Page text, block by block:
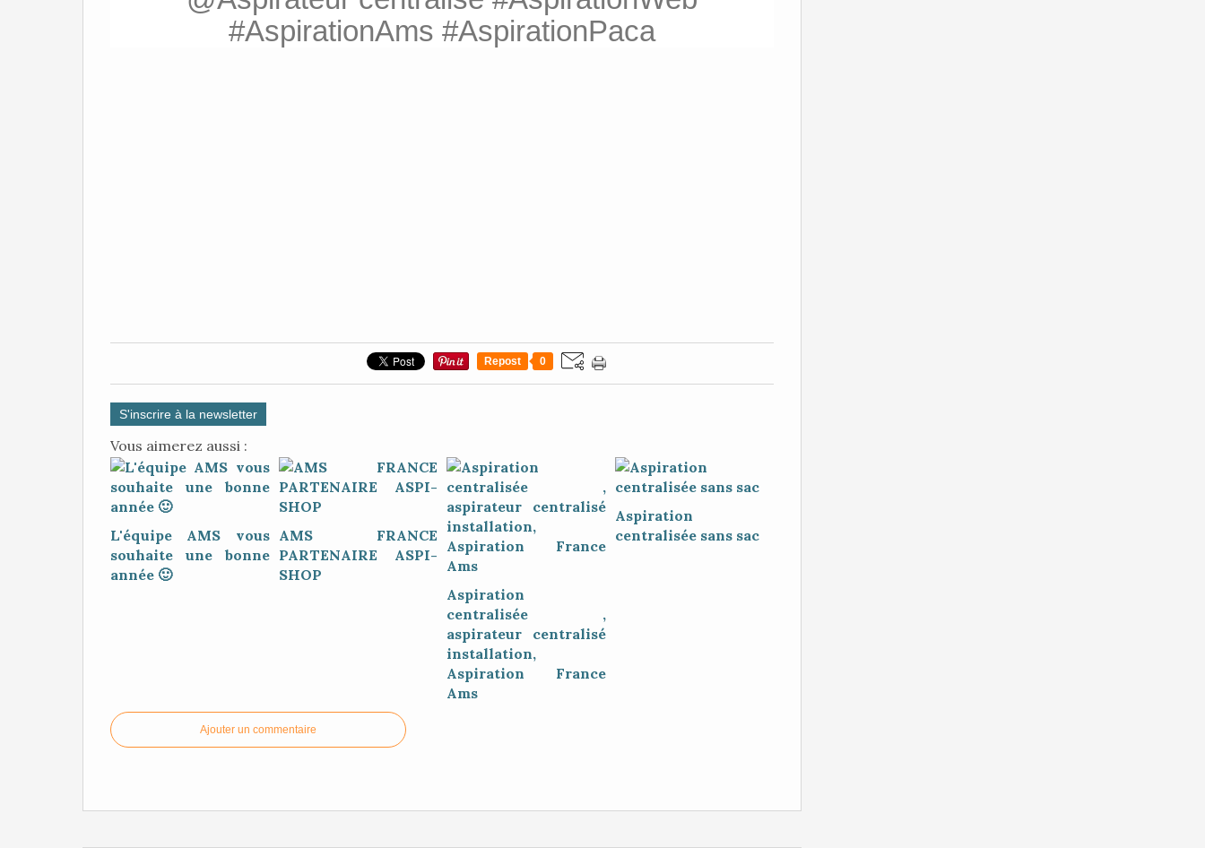
#AspirationAms #AspirationPaca
Repost 0
S'inscrire à la newsletter
Vous aimerez aussi :
L'équipe AMS vous
souhaite une bonne
année 🙂
AMS FRANCE
PARTENAIRE ASPI-
SHOP
Aspiration
centralisée ,
aspirateur centralisé
installation,
Aspiration France
Ams
Aspiration
centralisée sans sac
Ajouter un commentaire